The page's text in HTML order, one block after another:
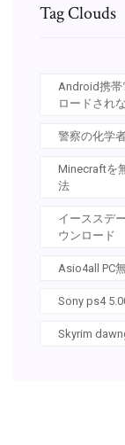
Tag Clouds
Android携帯
ロードされ
警察の化学
Minecraftを
法
イーススデ
ウンロード
Asio4all PC
Sony ps4
Skyrim